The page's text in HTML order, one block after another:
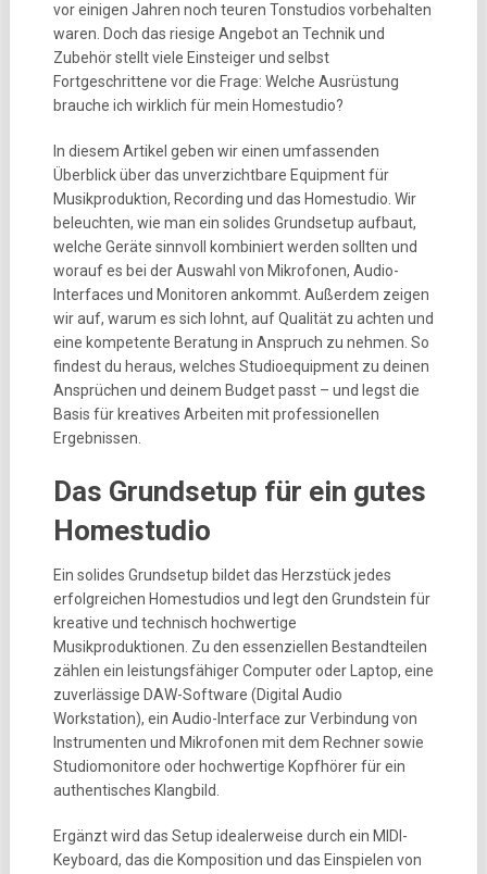
vor einigen Jahren noch teuren Tonstudios vorbehalten
waren. Doch das riesige Angebot an Technik und
Zubehör stellt viele Einsteiger und selbst
Fortgeschrittene vor die Frage: Welche Ausrüstung
brauche ich wirklich für mein Homestudio?
In diesem Artikel geben wir einen umfassenden
Überblick über das unverzichtbare Equipment für
Musikproduktion, Recording und das Homestudio. Wir
beleuchten, wie man ein solides Grundsetup aufbaut,
welche Geräte sinnvoll kombiniert werden sollten und
worauf es bei der Auswahl von Mikrofonen, Audio-
Interfaces und Monitoren ankommt. Außerdem zeigen
wir auf, warum es sich lohnt, auf Qualität zu achten und
eine kompetente Beratung in Anspruch zu nehmen. So
findest du heraus, welches Studioequipment zu deinen
Ansprüchen und deinem Budget passt – und legst die
Basis für kreatives Arbeiten mit professionellen
Ergebnissen.
Das Grundsetup für ein gutes
Homestudio
Ein solides Grundsetup bildet das Herzstück jedes
erfolgreichen Homestudios und legt den Grundstein für
kreative und technisch hochwertige
Musikproduktionen. Zu den essenziellen Bestandteilen
zählen ein leistungsfähiger Computer oder Laptop, eine
zuverlässige DAW-Software (Digital Audio
Workstation), ein Audio-Interface zur Verbindung von
Instrumenten und Mikrofonen mit dem Rechner sowie
Studiomonitore oder hochwertige Kopfhörer für ein
authentisches Klangbild.
Ergänzt wird das Setup idealerweise durch ein MIDI-
Keyboard, das die Komposition und das Einspielen von